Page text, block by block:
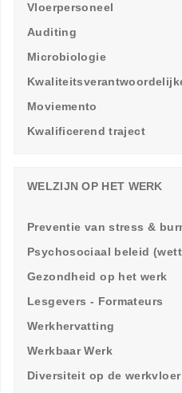
Vloerpersoneel
Auditing
Microbiologie
Moviemento
Kwalificerend traject
WELZIJN OP HET WERK
Preventie van stress &
Psychosociaal beleid
Gezondheid op het werk
Lesgevers - Formateurs
Werkhervatting
Werkbaar Werk
Diversiteit op de werkvloer